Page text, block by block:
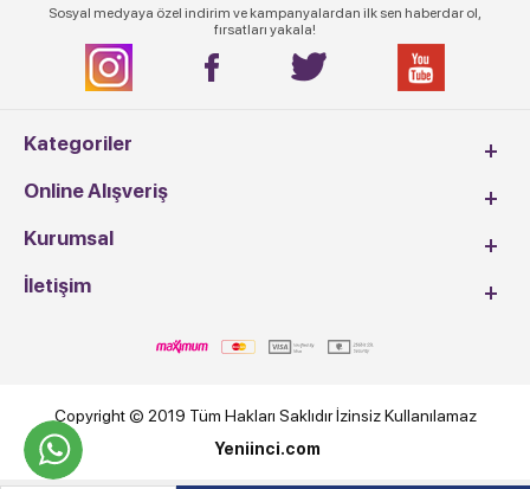
Sosyal medyaya özel indirim ve kampanyalardan ilk sen haberdar ol,
fırsatları yakala!
Kategoriler
Online Alışveriş
Kurumsal
İletişim
Copyright © 2019 Tüm Hakları Saklıdır İzinsiz Kullanılamaz
Yeniinci.com